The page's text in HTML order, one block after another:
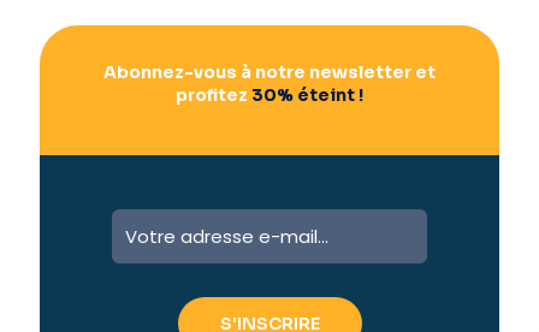
Abonnez-vous à notre newsletter et
profitez 30% éteint !